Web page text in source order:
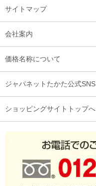
サイトマップ
会社案内
価格名称について
ジャパネットたかた公式SNS
ショッピングサイトトップへ